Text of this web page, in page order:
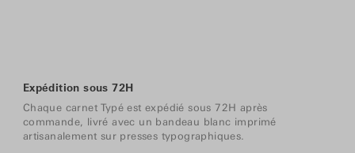
Expédition sous 72H
Chaque carnet Typé est expédié sous 72H après
commande, livré avec un bandeau blanc imprimé
artisanalement sur presses typographiques.